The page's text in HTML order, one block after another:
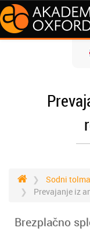
Sodni
Prevajanje iz
Brezplačno